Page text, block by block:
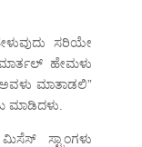
ಸರಿಯೇ
ಹೇಮಳು
ಮಾತಾಡಲಿ”
ಮಾಡಿದಳು.
ಸ್ಟ್ರಾಂಗಳು